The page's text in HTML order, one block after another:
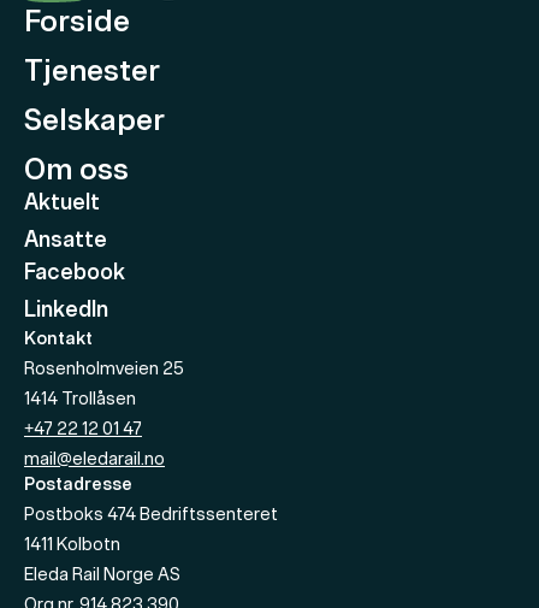
Forside
Tjenester
Selskaper
Om oss
Aktuelt
Ansatte
Facebook
LinkedIn
Kontakt
Rosenholmveien 25
1414 Trollåsen
+47 22 12 01 47
mail@eledarail.no
Postadresse
Postboks 474 Bedriftssenteret
1411 Kolbotn
Eleda Rail Norge AS
Org nr. 914 823 390